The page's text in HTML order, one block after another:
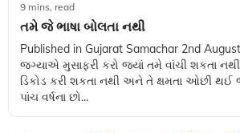
9 mins, read
તમે જે ભાષા બોલતા નથી
Published in Gujarat Samachar 2nd
જગ્યાએ મુસાફરી કરો જ્યાં તમે વાંચી શકતા
ડિકોડ કરી શકતા નથી અને તે ક્ષમતા ઓછી થઈ
પાંચ વર્ષના છો...